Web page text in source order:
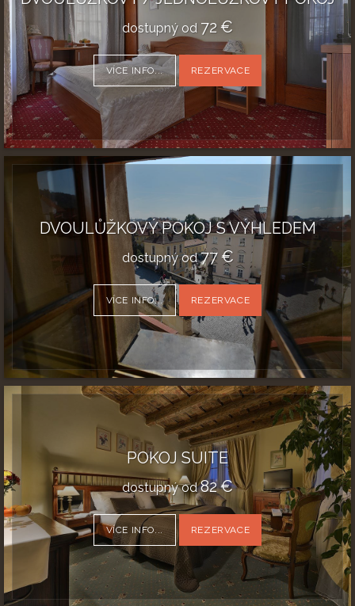
dostupný od 72 €
VÍCE INFO... REZERVACE
DVOULŮŽKOVÝ POKOJ S VÝHLEDEM
dostupný od 77 €
VÍCE INFO... REZERVACE
POKOJ SUITE
dostupný od 82€
VÍCE INFO... REZERVACE